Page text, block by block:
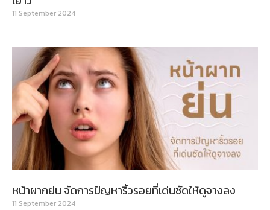
11 September 2024
หน้าผากย่น จัดการปัญหาริ้วรอยที่เด่นชัดให้ดูจางลง
11 September 2024